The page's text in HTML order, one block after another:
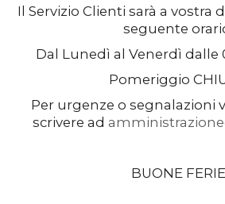
Il Servizio Clienti sarà a vostra
seguente
Dal Lunedì al Venerdì dalle
Pomeriggio
Per urgenze o segnalazioni
scrivere ad
BUONE FERIE